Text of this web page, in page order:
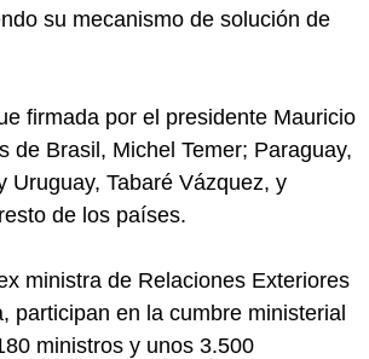
su mecanismo de solución de
firmada por el presidente Mauricio
de Brasil, Michel Temer; Paraguay,
Uruguay, Tabaré Vázquez, y
de los países.
ministra de Relaciones Exteriores
participan en la cumbre ministerial
ministros y unos 3.500